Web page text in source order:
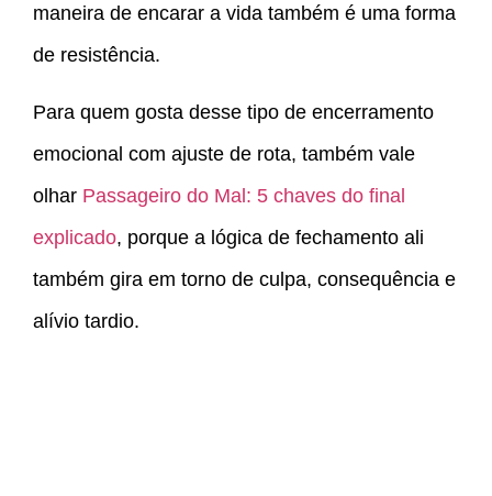
maneira de encarar a vida também é uma forma
de resistência.
Para quem gosta desse tipo de encerramento
emocional com ajuste de rota, também vale
olhar Passageiro do Mal: 5 chaves do final
explicado, porque a lógica de fechamento ali
também gira em torno de culpa, consequência e
alívio tardio.